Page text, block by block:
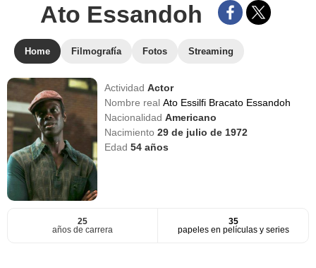
Ato Essandoh
Home Filmografía Fotos Streaming
ActividadActor
Nombre realAto Essilfi Bracato Essandoh
NacionalidadAmericano
Nacimiento29 de julio de 1972
Edad54 años
25
años de carrera
35
papeles en películas y series